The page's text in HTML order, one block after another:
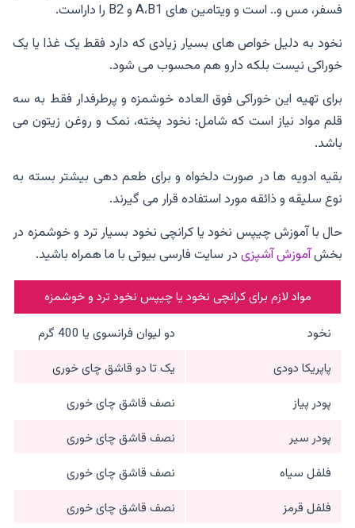
فسفر، مس و.. است و ویتامین های A،B1 و B2 را داراست.
نخود به دلیل خواص های بسیار زیادی که دارد فقط یک غذا یا یک
خوراکی نیست بلکه دارو هم محسوب می شود.
برای تهیه این خوراکی فوق العاده خوشمزه و پرطرفدار فقط به سه
قلم مواد نیاز است که شامل: نخود پخته، نمک و روغن زیتون می
باشد.
بقیه ادویه ها در صورت دلخواه و برای طعم دهی بیشتر بسته به
نوع سلیقه و ذائقه مورد استفاده قرار می گیرند.
حال با آموزش چیپس نخود یا کرانچی نخود بسیار ترد و خوشمزه در
بخشآموزش آشپزیدر سایت فارسی بیوتی با ما همراه باشید.
مواد لازم برای کرانچی نخود یا چیپس نخود ترد و خوشمزه
نخود
دو لیوان فرانسوی یا 400 گرم
پاپریکا دودی
یک تا دو قاشق چای خوری
پودر پیاز
نصف قاشق چای خوری
پودر سیر
نصف قاشق چای خوری
فلفل سیاه
نصف قاشق چای خوری
فلفل قرمز
نصف قاشق چای خوری